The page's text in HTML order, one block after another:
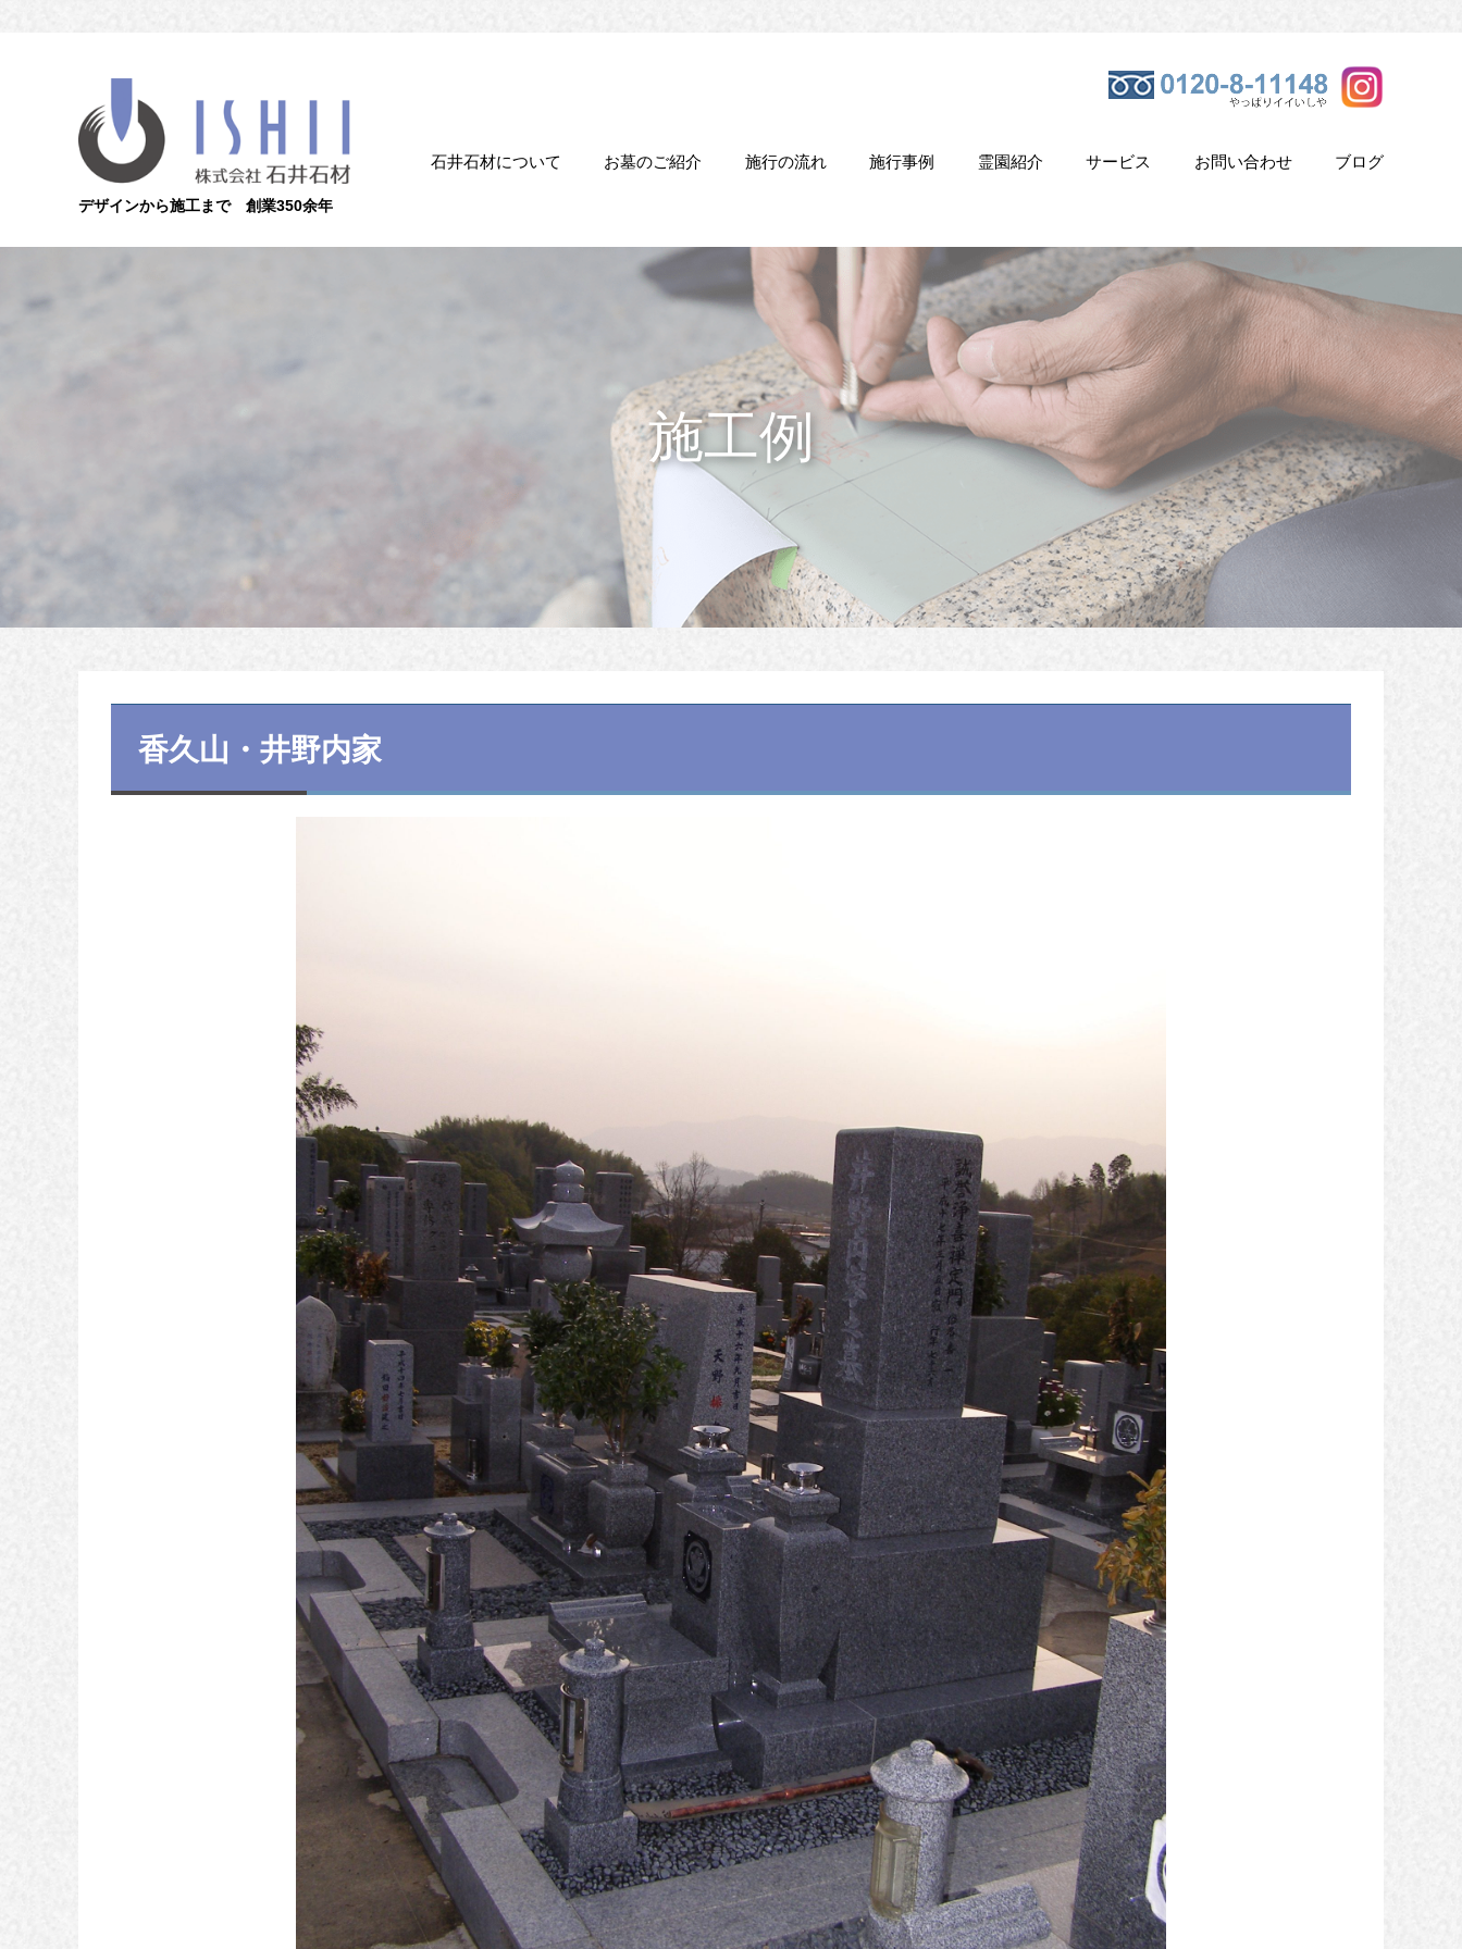
デザインから施工まで 創業350余年
石井石材について お墓のご紹介 施行の流れ 施行事例 霊園紹介 サービス お問い合わせ ブログ
施工例
香久山・井野内家